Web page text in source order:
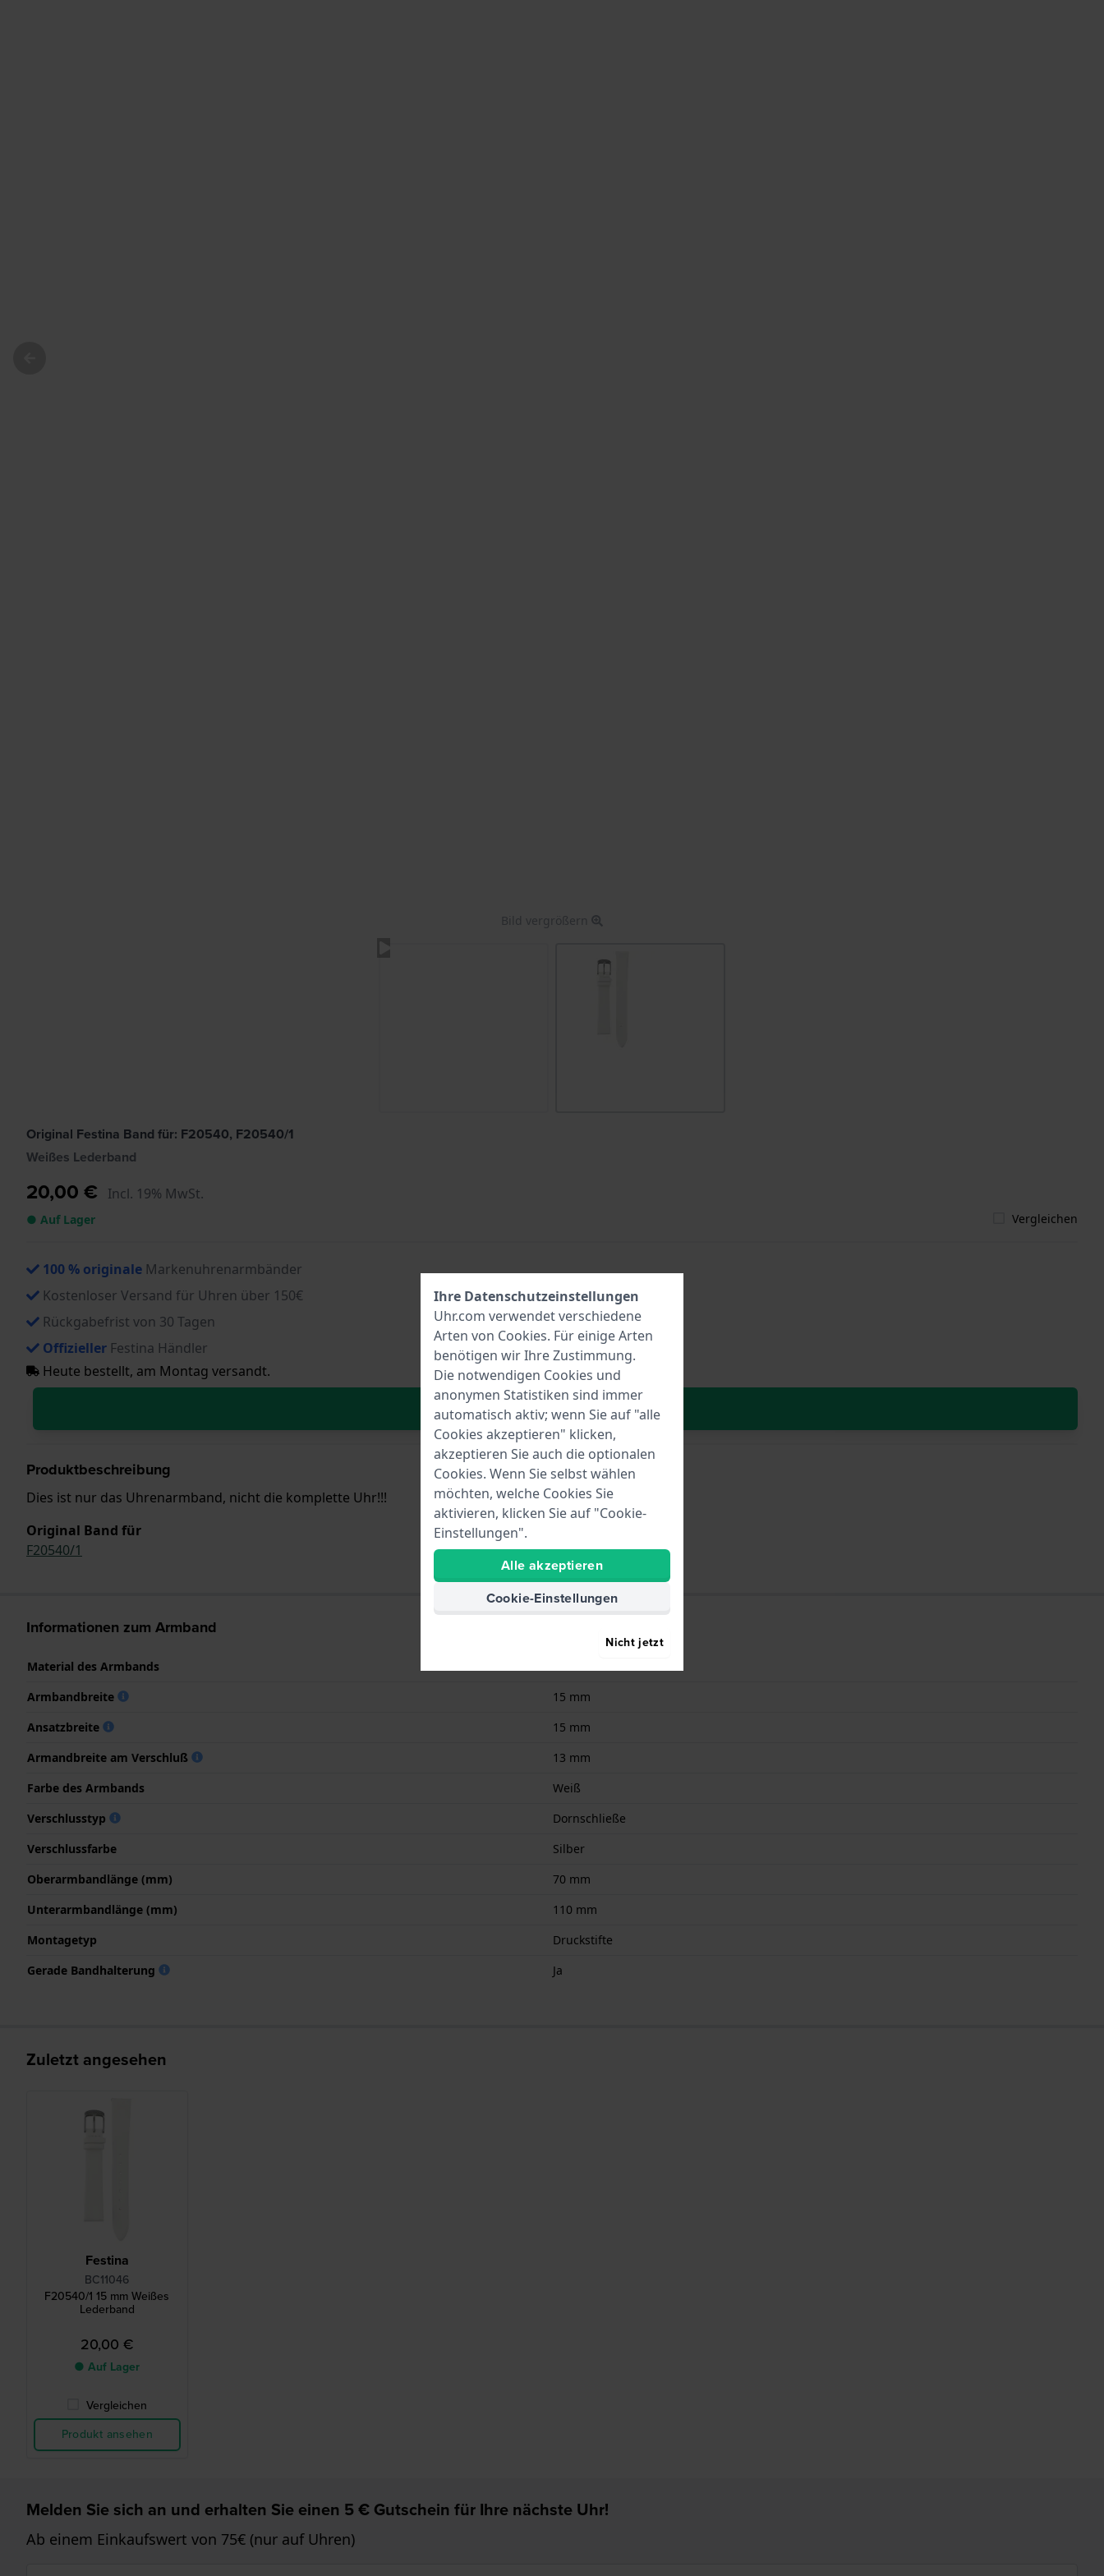
Bild vergrößern
Original Festina Band für: F20540, F20540/1
Weißes Lederband
20,00 € Incl. 19% MwSt.
● Auf Lager Vergleichen
100 % originale Markenuhrenarmbänder
Kostenloser Versand für Uhren über 150€
Rückgabefrist von 30 Tagen
Offizieller Festina Händler
Heute bestellt, am Montag versandt.
In den Warenkorb
Produktbeschreibung
Dies ist nur das Uhrenarmband, nicht die komplette Uhr!!!
Original Band für
F20540/1
Informationen zum Armband
Material des Armbands
Armbandbreite
15 mm
Ansatzbreite
15 mm
Armandbreite am Verschluß
13 mm
Farbe des Armbands
Weiß
Verschlusstyp
Dornschließe
Verschlussfarbe
Silber
Oberarmbandlänge (mm)
70 mm
Unterarmbandlänge (mm)
110 mm
Montagetyp
Druckstifte
Gerade Bandhalterung
Ja
Zuletzt angesehen
Festina
BC11046
F20540/1 15 mm Weißes
Lederband
20,00 €
● Auf Lager
Vergleichen
Produkt ansehen
Melden Sie sich an und erhalten Sie einen 5 € Gutschein für Ihre nächste Uhr!
Ab einem Einkaufswert von 75€ (nur auf Uhren)
Ihre Datenschutzeinstellungen
Uhr.com verwendet verschiedene
Arten von Cookies. Für einige Arten
benötigen wir Ihre Zustimmung.
Die notwendigen Cookies und
anonymen Statistiken sind immer
automatisch aktiv; wenn Sie auf "alle
Cookies akzeptieren" klicken,
akzeptieren Sie auch die optionalen
Cookies. Wenn Sie selbst wählen
möchten, welche Cookies Sie
aktivieren, klicken Sie auf "Cookie-
Einstellungen".
Alle akzeptieren
Cookie-Einstellungen
Nicht jetzt